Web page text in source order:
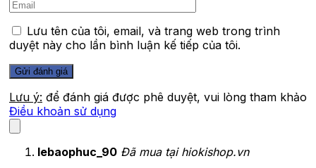
Lưu tên của tôi, email, và trang web trong trình
duyệt này cho lần bình luận kế tiếp của tôi.
Lưu ý: để đánh giá được phê duyệt, vui lòng tham khảo
Điều khoản sử dụng
lebaophuc_90 Đã mua tại hiokishop.vn